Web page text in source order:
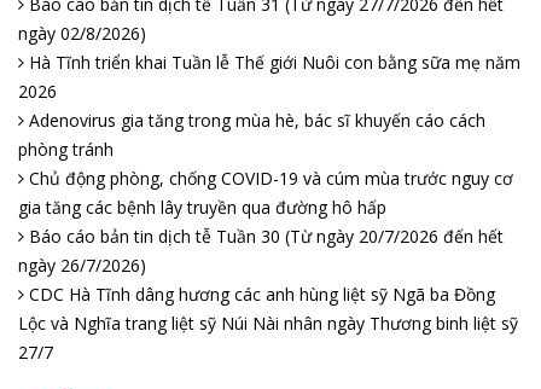
ngày 02/8/2026)
Hà Tĩnh triển khai Tuần lễ Thế giới Nuôi con bằng sữa mẹ năm
2026
Adenovirus gia tăng trong mùa hè, bác sĩ khuyến cáo cách
phòng tránh
Chủ động phòng, chống COVID-19 và cúm mùa trước nguy cơ
gia tăng các bệnh lây truyền qua đường hô hấp
Báo cáo bản tin dịch tễ Tuần 30 (Từ ngày 20/7/2026 đến hết
ngày 26/7/2026)
CDC Hà Tĩnh dâng hương các anh hùng liệt sỹ Ngã ba Đồng
Lộc và Nghĩa trang liệt sỹ Núi Nài nhân ngày Thương binh liệt sỹ
27/7